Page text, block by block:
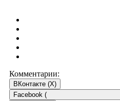
Комментарии:
ВКонтакте (X)
Facebook (